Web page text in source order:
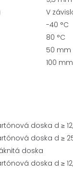
V
-40 °C
80 °C
50 mm
100 mm
doska d ≥
doska d ≥
doska
doska d ≥